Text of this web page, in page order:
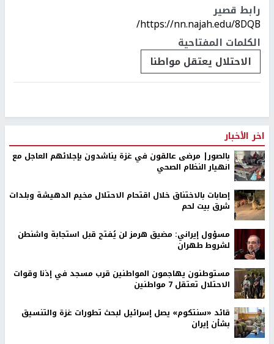
رابط قصير
https://nn.najah.edu/8DQB/
الكلمات المفتاحية
الاحتلال يعتقل مواطنا
اخر الأخبار
بالصور| مرضى عالقون في غزة يناشدون بإجلائهم العاجل مع
انهيار النظام الصحي
إصابات بالاختناق خلال اقتحام الاحتلال مخيم الدهيشة وبلدات
شرق بيت لحم
مسؤول إيراني: مضيق هرمز لن يُفتح قبل استجابة واشنطن
لشروط طهران
مستوطنون يهاجمون المواطنين قرب مسجد في إذنا وقوات
الاحتلال تعتقل 7 مواطنين
قائد «سنتكوم» يصل إسرائيل لبحث تطورات غزة والتنسيق
بشأن إيران